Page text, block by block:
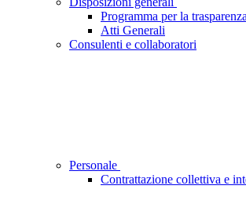
Programma per la
Atti Generali
Consulenti e collaboratori
Personale
Contrattazione collettiva e